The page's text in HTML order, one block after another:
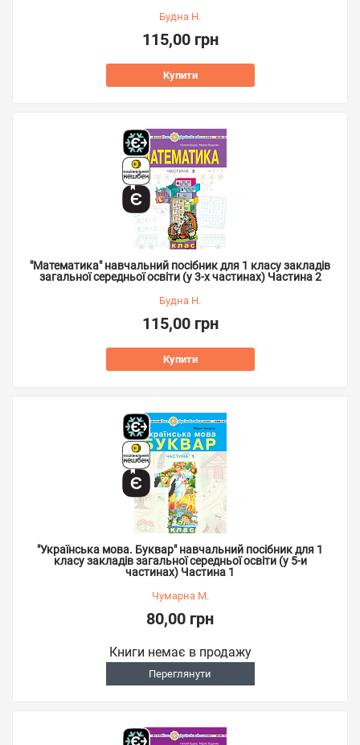
Будна Н.
115,00 грн
Купити
"Математика" навчальний посібник для 1 класу закладів
загальної середньої освіти (у 3-х частинах) Частина 2
Будна Н.
115,00 грн
Купити
"Українська мова. Буквар" навчальний посібник для 1
класу закладів загальної середньої освіти (у 5-и
частинах) Частина 1
Чумарна М.
80,00 грн
Книги немає в продажу
Переглянути